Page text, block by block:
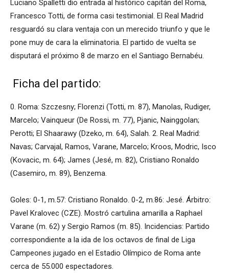
Luciano Spalletti dio entrada al histórico capitán del Roma,
Francesco Totti, de forma casi testimonial. El Real Madrid
resguardó su clara ventaja con un merecido triunfo y que le
pone muy de cara la eliminatoria. El partido de vuelta se
disputará el próximo 8 de marzo en el Santiago Bernabéu.
Ficha del partido:
0. Roma: Szczesny; Florenzi (Totti, m. 87), Manolas, Rudiger,
Marcelo; Vainqueur (De Rossi, m. 77), Pjanic, Nainggolan;
Perotti; El Shaarawy (Dzeko, m. 64), Salah. 2. Real Madrid:
Navas; Carvajal, Ramos, Varane, Marcelo; Kroos, Modric, Isco
(Kovacic, m. 64); James (Jesé, m. 82), Cristiano Ronaldo
(Casemiro, m. 89), Benzema.
Goles: 0-1, m.57: Cristiano Ronaldo. 0-2, m.86: Jesé. Árbitro:
Pavel Kralovec (CZE). Mostró cartulina amarilla a Raphael
Varane (m. 62) y Sergio Ramos (m. 85). Incidencias: Partido
correspondiente a la ida de los octavos de final de Liga
Campeones jugado en el Estadio Olímpico de Roma ante
cerca de 55.000 espectadores.